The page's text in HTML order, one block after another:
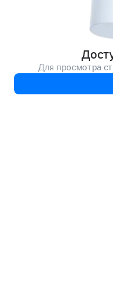
Для просмотра